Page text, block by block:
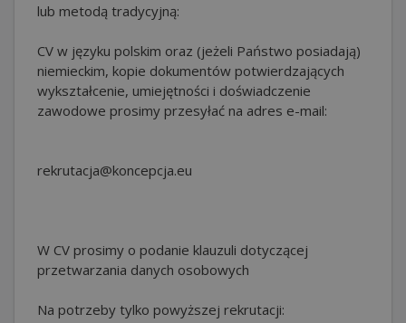
lub metodą tradycyjną:
CV w języku polskim oraz (jeżeli Państwo posiadają)
niemieckim, kopie dokumentów potwierdzających
wykształcenie, umiejętności i doświadczenie
zawodowe prosimy przesyłać na adres e-mail:
rekrutacja@koncepcja.eu
W CV prosimy o podanie klauzuli dotyczącej
przetwarzania danych osobowych
Na potrzeby tylko powyższej rekrutacji: